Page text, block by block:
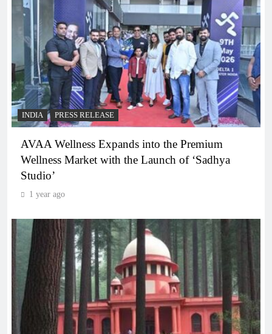
INDIA PRESS RELEASE
AVAA Wellness Expands into the Premium
Wellness Market with the Launch of ‘Sadhya
Studio’
1 year ago